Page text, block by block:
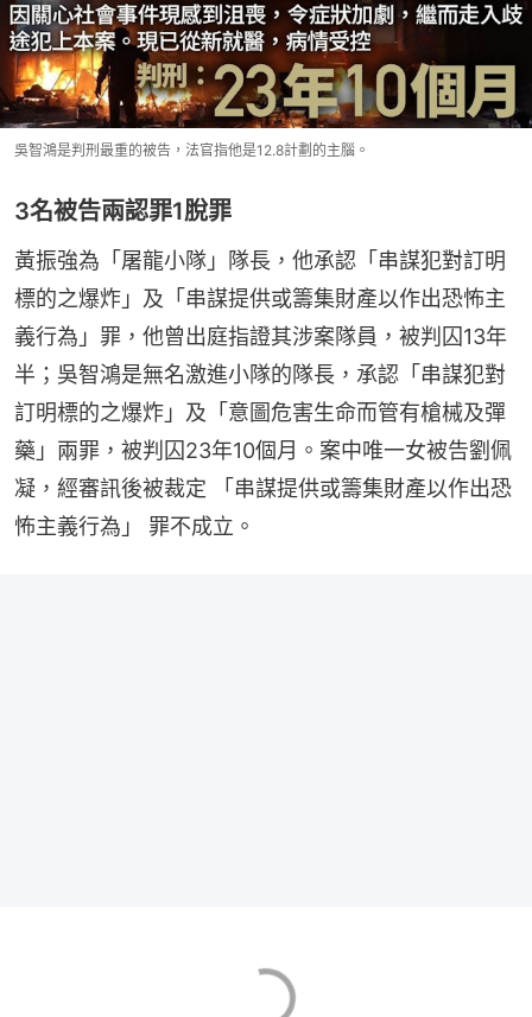
吳智鴻是判刑最重的被告，法官指他是12.8計劃的主腦。
3名被告兩認罪1脫罪
黃振強為「屠龍小隊」隊長，他承認「串謀犯對訂明
標的之爆炸」及「串謀提供或籌集財產以作出恐怖主
義行為」罪，他曾出庭指證其涉案隊員，被判囚13年
半；吳智鴻是無名激進小隊的隊長，承認「串謀犯對
訂明標的之爆炸」及「意圖危害生命而管有槍械及彈
藥」兩罪，被判囚23年10個月。案中唯一女被告劉佩
凝，經審訊後被裁定 「串謀提供或籌集財產以作出恐
怖主義行為」 罪不成立。